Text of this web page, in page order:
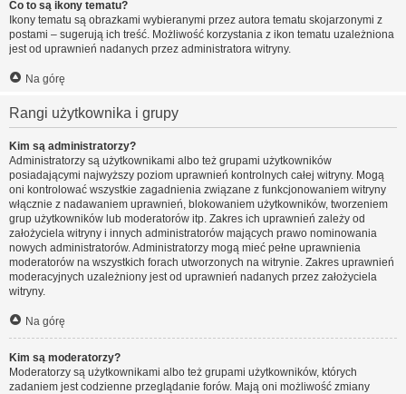
Co to są ikony tematu?
Ikony tematu są obrazkami wybieranymi przez autora tematu skojarzonymi z
postami – sugerują ich treść. Możliwość korzystania z ikon tematu uzależniona
jest od uprawnień nadanych przez administratora witryny.
Na górę
Rangi użytkownika i grupy
Kim są administratorzy?
Administratorzy są użytkownikami albo też grupami użytkowników
posiadającymi najwyższy poziom uprawnień kontrolnych całej witryny. Mogą
oni kontrolować wszystkie zagadnienia związane z funkcjonowaniem witryny
włącznie z nadawaniem uprawnień, blokowaniem użytkowników, tworzeniem
grup użytkowników lub moderatorów itp. Zakres ich uprawnień zależy od
założyciela witryny i innych administratorów mających prawo nominowania
nowych administratorów. Administratorzy mogą mieć pełne uprawnienia
moderatorów na wszystkich forach utworzonych na witrynie. Zakres uprawnień
moderacyjnych uzależniony jest od uprawnień nadanych przez założyciela
witryny.
Na górę
Kim są moderatorzy?
Moderatorzy są użytkownikami albo też grupami użytkowników, których
zadaniem jest codzienne przeglądanie forów. Mają oni możliwość zmiany